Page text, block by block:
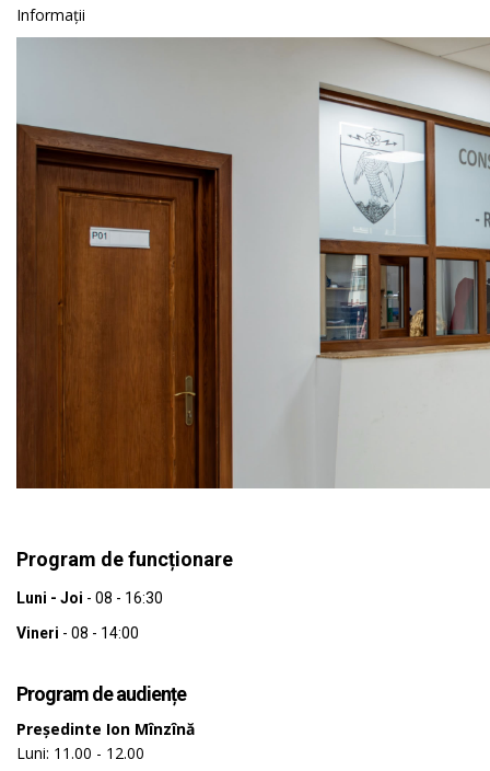
Informații
Program de funcționare
Luni - Joi - 08 - 16:30
Vineri - 08 - 14:00
Program de audiențe
Președinte Ion Mînzînă
Luni: 11.00 - 12.00